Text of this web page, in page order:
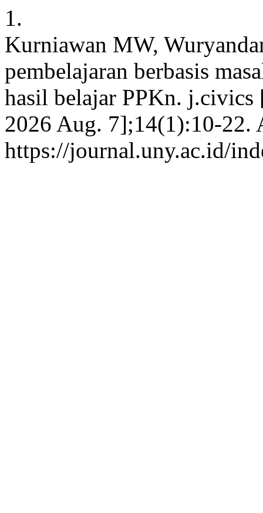
1.
Kurniawan MW,
pembelajaran berbasis
hasil belajar PPKn.
2026 Aug. 7];14(1):10-22.
https://journal.uny.ac.id/